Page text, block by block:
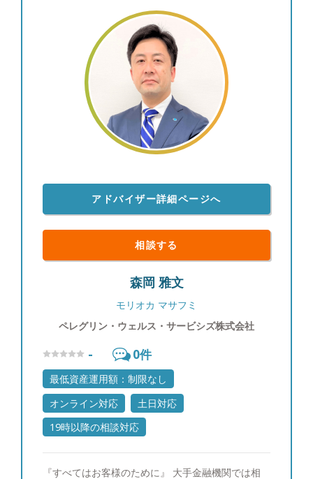
アドバイザー詳細ページへ
相談する
森岡 雅文
モリオカ マサフミ
ペレグリン・ウェルス・サービシズ株式会社
- 0件
最低資産運用額：制限なし
オンライン対応
土日対応
19時以降の相談対応
『すべてはお客様のために』 大手金融機関では相